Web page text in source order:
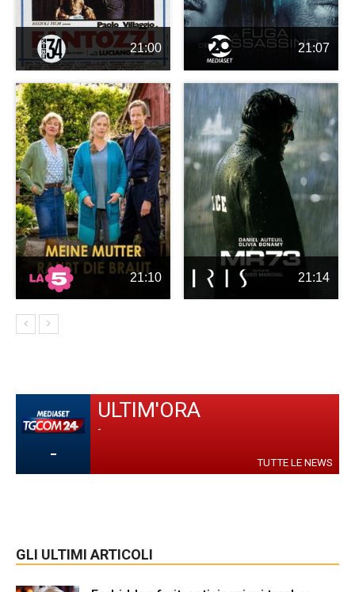
21:00 21:07
21:10 21:14
-
ULTIM'ORA
-
TUTTE LE NEWS
GLI ULTIMI ARTICOLI